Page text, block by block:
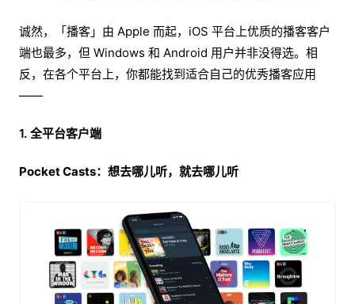
诚然，「播客」由 Apple 而起，iOS 平台上优质的播客客户
端也最多，但 Windows 和 Android 用户并非没得选。相
反，在各个平台上，你都能找到适合自己的优秀播客应用
——
1. 全平台客户端
Pocket Casts：想去哪儿听，就去哪儿听